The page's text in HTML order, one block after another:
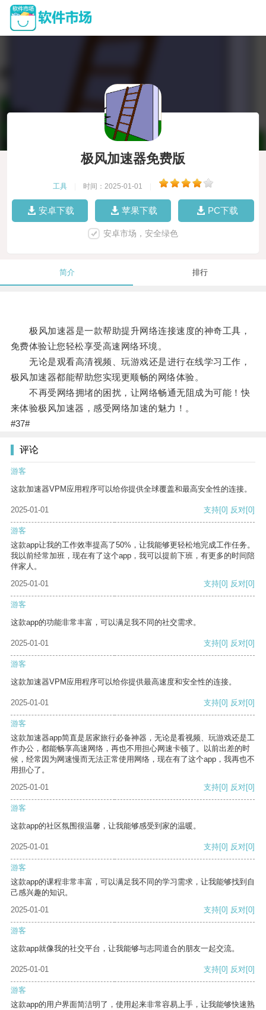
极风加速器免费版
工具 时间：2025-01-01
安卓下载 苹果下载 PC下载
安卓市场，安全绿色
简介 排行
极风加速器是一款帮助提升网络连接速度的神奇工具，
免费体验让您轻松享受高速网络环境。
无论是观看高清视频、玩游戏还是进行在线学习工作，
极风加速器都能帮助您实现更顺畅的网络体验。
不再受网络拥堵的困扰，让网络畅通无阻成为可能！快
来体验极风加速器，感受网络加速的魅力！。
#37#
评论
游客
这款加速器VPM应用程序可以给你提供全球覆盖和最高安全性的连接。
2025-01-01 支持[0] 反对[0]
游客
这款app让我的工作效率提高了50%，让我能够更轻松地完成工作任务。
我以前经常加班，现在有了这个app，我可以提前下班，有更多的时间陪
伴家人。
2025-01-01
支持[0] 反对[0]
游客
这款app的功能非常丰富，可以满足我不同的社交需求。
2025-01-01 支持[0] 反对[0]
游客
这款加速器VPM应用程序可以给你提供最高速度和安全性的连接。
2025-01-01 支持[0] 反对[0]
游客
这款加速器app简直是居家旅行必备神器，无论是看视频、玩游戏还是工
作办公，都能畅享高速网络，再也不用担心网速卡顿了。以前出差的时
候，经常因为网速慢而无法正常使用网络，现在有了这个app，我再也不
用担心了。
2025-01-01
支持[0] 反对[0]
游客
这款app的社区氛围很温馨，让我能够感受到家的温暖。
2025-01-01 支持[0] 反对[0]
游客
这款app的课程非常丰富，可以满足我不同的学习需求，让我能够找到自
己感兴趣的知识。
2025-01-01
支持[0] 反对[0]
游客
这款app就像我的社交平台，让我能够与志同道合的朋友一起交流。
2025-01-01 支持[0] 反对[0]
游客
这款app的用户界面简洁明了，使用起来非常容易上手，让我能够快速熟